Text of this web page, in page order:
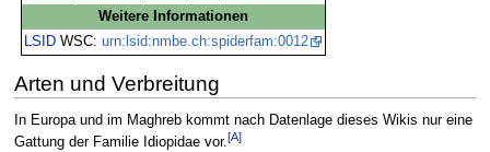
Weitere Informationen
LSID WSC:urn:lsid:nmbe.ch:spiderfam:0012
Arten und Verbreitung
In Europa und im Maghreb kommt nach Datenlage dieses Wikis nur eine
Gattung der Familie Idiopidae vor.[A]